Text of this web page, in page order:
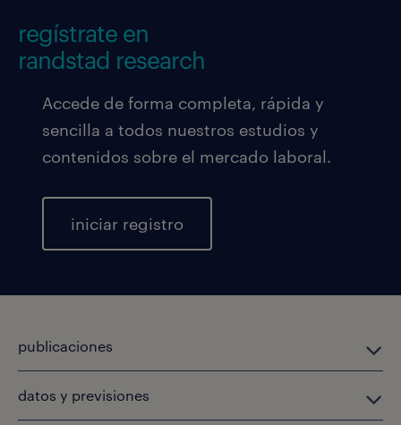
regístrate en
randstad research
Accede de forma completa, rápida y
sencilla a todos nuestros estudios y
contenidos sobre el mercado laboral.
iniciar registro
publicaciones
datos y previsiones